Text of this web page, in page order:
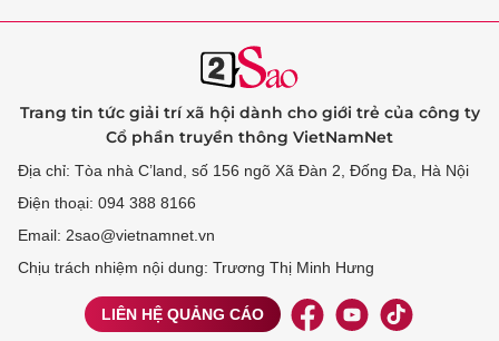
Trang tin tức giải trí xã hội dành cho giới trẻ của công ty
Cổ phần truyền thông VietNamNet
Địa chỉ: Tòa nhà C’land, số 156 ngõ Xã Đàn 2, Đống Đa, Hà Nội
Điện thoại: 094 388 8166
Email: 2sao@vietnamnet.vn
Chịu trách nhiệm nội dung: Trương Thị Minh Hưng
LIÊN HỆ QUẢNG CÁO